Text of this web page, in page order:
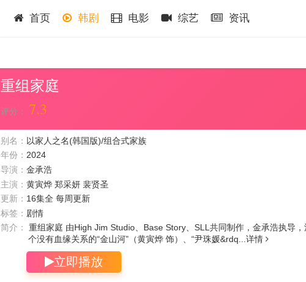
首页 韩剧 电影 综艺 资讯
重组家庭
评分： 7.3
别名： 以家人之名(韩国版)/组合式家族
年份： 2024
导演： 金承浩
主演： 黄寅烨 郑采妍 裴贤圣
更新： 16集全 每周更新
标签： 剧情
简介：
重组家庭 由High Jim Studio、Base Story、SLL共同制作，金承浩执导
个没有血缘关系的“金山河”（黄寅烨 饰）、“尹珠媛&rdq... 详情
立即播放